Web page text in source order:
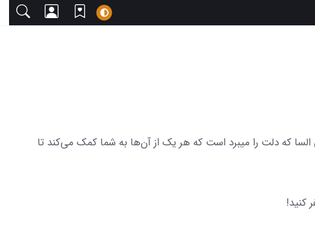
متنوع و زیبا دعوت می‌کنیم. این مجموعه شامل 17 عکس از بچه واقعی السا که دلت را میبرد است که هر یک از آن‌ها به شما کمک می‌کند تا
کنید!